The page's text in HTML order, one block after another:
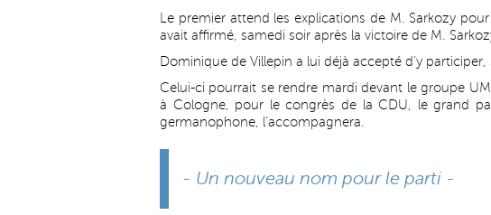
Le premier attend les explications de M. Sarkozy
avait affirmé, samedi soir après la victoire de M.
Dominique de Villepin a lui déjà accepté d'y participer,
Celui-ci pourrait se rendre mardi devant le groupe
à Cologne, pour le congrès de la CDU, le grand
germanophone, l'accompagnera.
- Un nouveau nom pour le parti -